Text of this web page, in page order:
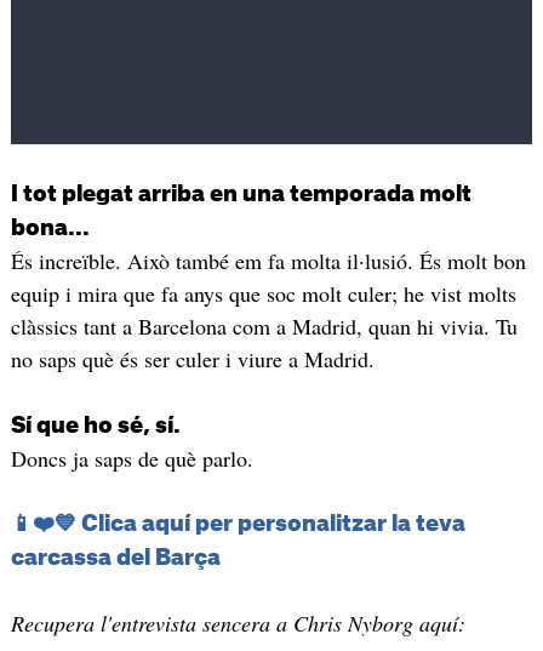
I tot plegat arriba en una temporada molt
bona...
És increïble. Això també em fa molta il·lusió. És molt bon
equip i mira que fa anys que soc molt culer; he vist molts
clàssics tant a Barcelona com a Madrid, quan hi vivia. Tu
no saps què és ser culer i viure a Madrid.
Sí que ho sé, sí.
Doncs ja saps de què parlo.
📱❤️💙 Clica aquí per personalitzar la teva
carcassa del Barça
Recupera l'entrevista sencera a Chris Nyborg aquí: